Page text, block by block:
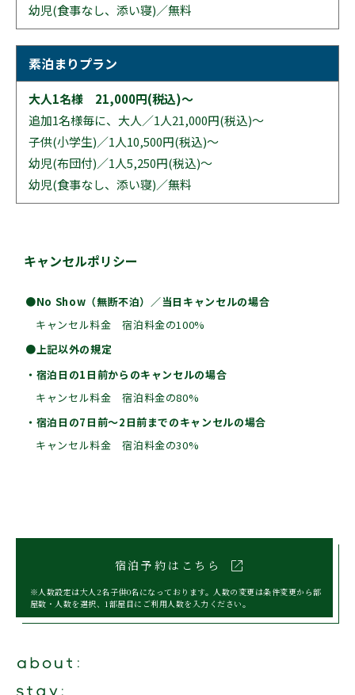
幼児(食事なし、添い寝)／無料
素泊まりプラン
大人1名様 21,000円(税込)〜
追加1名様毎に、大人／1人21,000円(税込)〜
子供(小学生)／1人10,500円(税込)〜
幼児(布団付)／1人5,250円(税込)〜
幼児(食事なし、添い寝)／無料
キャンセルポリシー
●No Show（無断不泊）／当日キャンセルの場合
キャンセル料金 宿泊料金の100%
●上記以外の規定
・宿泊日の1日前からのキャンセルの場合
キャンセル料金 宿泊料金の80%
・宿泊日の7日前〜2日前までのキャンセルの場合
キャンセル料金 宿泊料金の30%
宿泊予約はこちら open_in_new
※人数設定は大人2名子供0名になっております。人数の変更は条件変更から部
屋数・人数を選択、1部屋目にご利用人数を入力ください。